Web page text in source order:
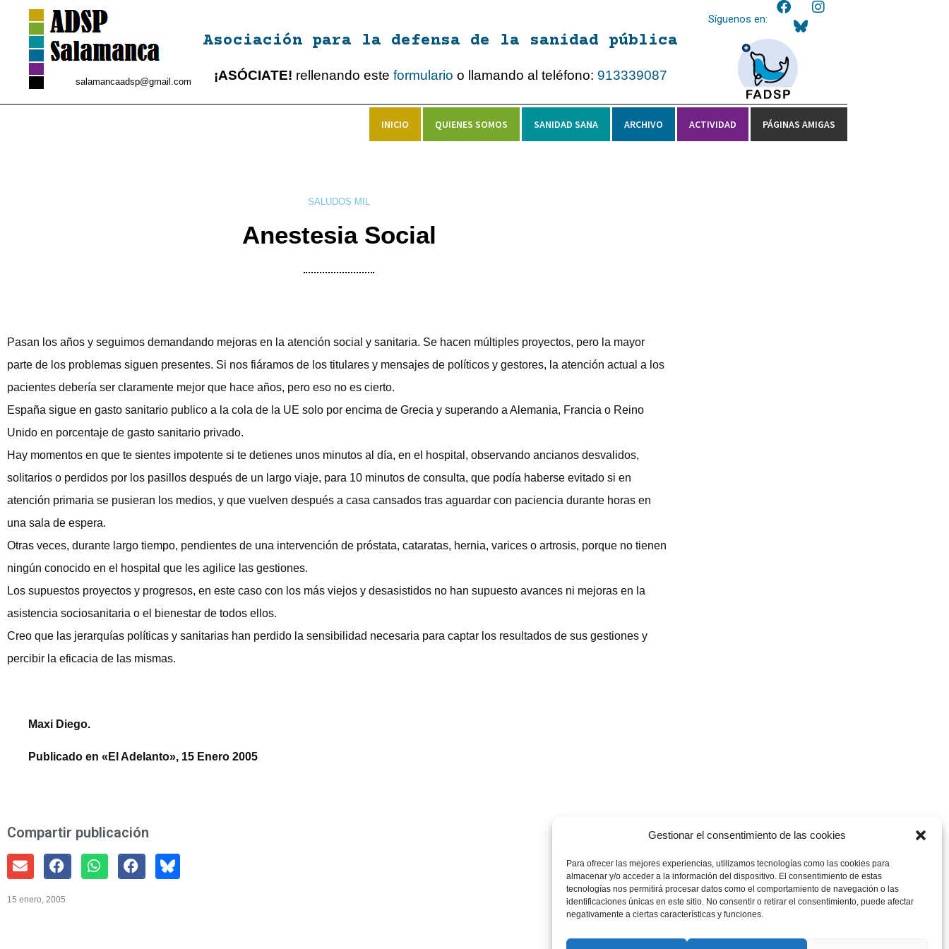
Gestionar el consentimiento de las cookies
Para ofrecer las mejores experiencias, utilizamos tecnologías como las cookies para
almacenar y/o acceder a la información del dispositivo. El consentimiento de estas
tecnologías nos permitirá procesar datos como el comportamiento de navegación o las
identificaciones únicas en este sitio. No consentir o retirar el consentimiento, puede afectar
negativamente a ciertas características y funciones.
salamancaadsp@gmail.com
Asociación para la defensa de la sanidad pública
¡ASÓCIATE! rellenando esteformulario o llamando al teléfono: 913339087
Síguenos en:
INICIO QUIENES SOMOS SANIDAD SANA ARCHIVO ACTIVIDAD PÁGINAS AMIGAS
SALUDOS MIL
Anestesia Social
Pasan los años y seguimos demandando mejoras en la atención social y sanitaria. Se hacen múltiples proyectos, pero la mayor
parte de los problemas siguen presentes. Si nos fiáramos de los titulares y mensajes de políticos y gestores, la atención actual a los
pacientes debería ser claramente mejor que hace años, pero eso no es cierto.
España sigue en gasto sanitario publico a la cola de la UE solo por encima de Grecia y superando a Alemania, Francia o Reino
Unido en porcentaje de gasto sanitario privado.
Hay momentos en que te sientes impotente si te detienes unos minutos al día, en el hospital, observando ancianos desvalidos,
solitarios o perdidos por los pasillos después de un largo viaje, para 10 minutos de consulta, que podía haberse evitado si en
atención primaria se pusieran los medios, y que vuelven después a casa cansados tras aguardar con paciencia durante horas en
una sala de espera.
Otras veces, durante largo tiempo, pendientes de una intervención de próstata, cataratas, hernia, varices o artrosis, porque no tienen
ningún conocido en el hospital que les agilice las gestiones.
Los supuestos proyectos y progresos, en este caso con los más viejos y desasistidos no han supuesto avances ni mejoras en la
asistencia sociosanitaria o el bienestar de todos ellos.
Creo que las jerarquías políticas y sanitarias han perdido la sensibilidad necesaria para captar los resultados de sus gestiones y
percibir la eficacia de las mismas.
Maxi Diego.
Publicado en «El Adelanto», 15 Enero 2005
Compartir publicación
15 enero, 2005